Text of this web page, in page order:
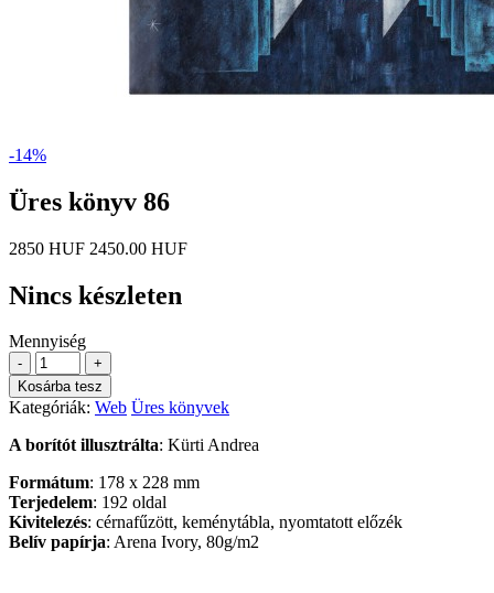
-14%
Üres könyv 86
2850 HUF 2450.00 HUF
Nincs készleten
Mennyiség
-
+
Kosárba tesz
Kategóriák: Web Üres könyvek
A borítót illusztrálta: Kürti Andrea
Formátum: 178 x 228 mm
Terjedelem: 192 oldal
Kivitelezés: cérnafűzött, keménytábla, nyomtatott előzék
Belív papírja: Arena Ivory, 80g/m2